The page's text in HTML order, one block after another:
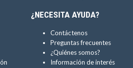
¿NECESITA AYUDA?
Contáctenos
Preguntas frecuentes
¿Quiénes somos?
Información de interés